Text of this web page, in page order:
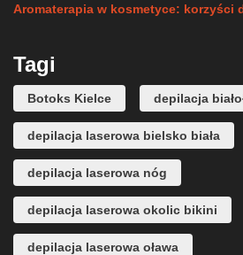
Aromaterapia w kosmetyce: korzyści
Tagi
Botoks Kielce depilacja
depilacja laserowa bielsko biała
depilacja laserowa nóg
depilacja laserowa okolic bikini
depilacja laserowa oława